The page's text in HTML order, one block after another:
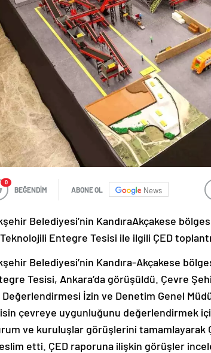
0
BEĞENDİM ABONE OL News
Belediyesi’nin KandıraAkçakese
Entegre Tesisi ile ilgili ÇED
Belediyesi’nin Kandıra-Akçakese
Tesisi, Ankara’da görüşüldü. Çevre
İzin ve Denetim Genel
çevreye uygunluğunu değerlendirmek
ve kuruluşlar görüşlerini tamamlayarak
teslim etti. ÇED raporuna ilişkin görüşler